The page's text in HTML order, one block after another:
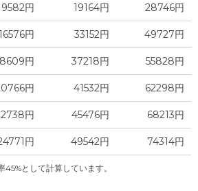
9582円 19164円 28746円
円 33152円 49727円
円 37218円 55828円
円 41532円 62298円
円 45476円 68213円
円 49542円 74314円
として計算しています。